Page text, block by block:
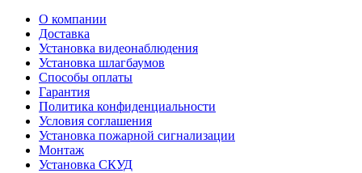
О компании
Доставка
Установка видеонаблюдения
Установка шлагбаумов
Способы оплаты
Гарантия
Политика конфиденциальности
Условия соглашения
Установка пожарной сигнализации
Монтаж
Установка СКУД